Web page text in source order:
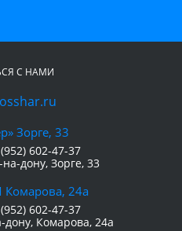
С НАМИ
Зорге, 33
602-47-37
на-дону, Зорге, 33
24а
602-47-37
дону, Комарова, 24а